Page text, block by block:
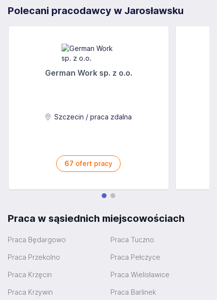
Polecani pracodawcy w Jarosławsku
German Work sp. z o.o.
Szczecin / praca zdalna
67 ofert pracy
Praca w sąsiednich miejscowościach
Praca Będargowo Praca Tuczno
Praca Przekolno Praca Pełczyce
Praca Krzęcin Praca Wielisławice
Praca Krzywin Praca Barlinek